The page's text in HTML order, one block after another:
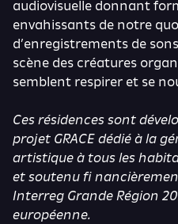
audiovisuelle donnant
envahissants de notre
d’enregistrements de
scène des créatures
semblent respirer et se
Ces résidences sont
projet GRACE dédié à la
artistique à tous les
et soutenu fi
Interreg Grande Région
européenne.